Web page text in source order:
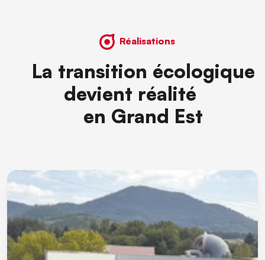
Réalisations
La transition écologique
devient réalité
en Grand Est